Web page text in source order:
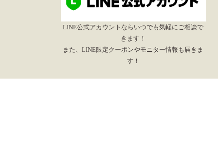
LINE公式アカウントならいつでも気軽にご相談で
きます！
また、LINE限定クーポンやモニター情報も届きま
す！